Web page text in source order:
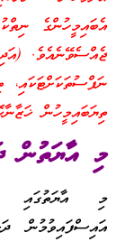
އެބައިމީހުންގެ
ޖެއްސެވޭނެއެވެ.
ނަފްސުތަކަށްޓަކައި،
ތިޔަބައިމީހުން
މި އާޔަތުން
މި އާޔަތުގައި
އައިސްފައިވުމުން